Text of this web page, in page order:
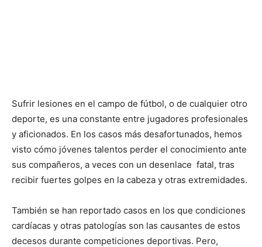
Sufrir lesiones en el campo de fútbol, o de cualquier otro
deporte, es una constante entre jugadores profesionales
y aficionados. En los casos más desafortunados, hemos
visto cómo jóvenes talentos perder el conocimiento ante
sus compañeros, a veces con un desenlace fatal, tras
recibir fuertes golpes en la cabeza y otras extremidades.
También se han reportado casos en los que condiciones
cardíacas y otras patologías son las causantes de estos
decesos durante competiciones deportivas. Pero,